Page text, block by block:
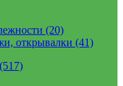
(20)
открывалки (41)